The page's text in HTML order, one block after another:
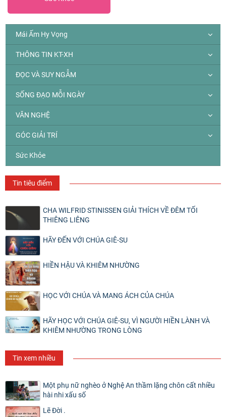
Mái Ấm Hy Vọng
THÔNG TIN KT-XH
ĐỌC VÀ SUY NGẪM
SỐNG ĐẠO MỖI NGÀY
VĂN NGHỆ
GÓC GIẢI TRÍ
Sức Khỏe
Tin tiêu điểm
CHA WILFRID STINISSEN GIẢI THÍCH VỀ ĐÊM TỐI
THIÊNG LIÊNG
HÃY ĐẾN VỚI CHÚA GIÊ-SU
HIỀN HẬU VÀ KHIÊM NHƯỜNG
HỌC VỚI CHÚA VÀ MANG ÁCH CỦA CHÚA
HÃY HỌC VỚI CHÚA GIÊ-SU, VÌ NGƯỜI HIỀN LÀNH VÀ
KHIÊM NHƯỜNG TRONG LÒNG
Tin xem nhiều
Một phụ nữ nghèo ở Nghệ An thầm lặng chôn cất nhiều
hài nhi xấu số
Lẽ Đời .